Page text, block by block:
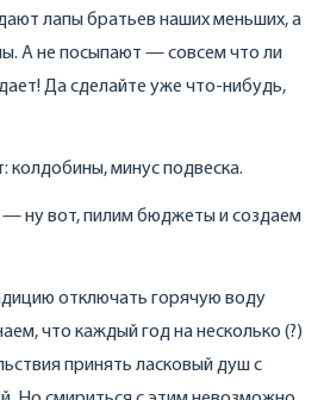
лапы братьев наших меньших, а
А не посыпают — совсем что ли
Да сделайте уже что‑нибудь,
минус подвеска.
— ну вот, пилим бюджеты и создаем
отключать горячую воду
что каждый год на несколько (?)
принять ласковый душ с